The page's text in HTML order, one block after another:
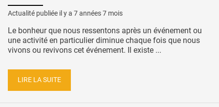
Actualité publiée il y a 7 années 7 mois
Le bonheur que nous ressentons après un événement ou
une activité en particulier diminue chaque fois que nous
vivons ou revivons cet événement. Il existe ...
LIRE LA SUITE